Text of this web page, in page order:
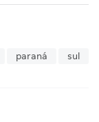
paraná
sul